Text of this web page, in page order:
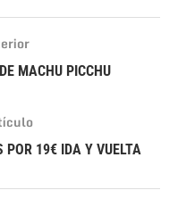
MACHU PICCHU
POR 19€ IDA Y VUELTA